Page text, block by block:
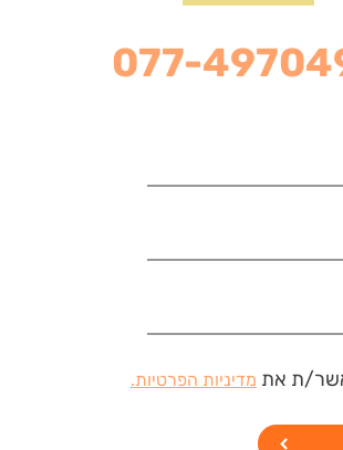
077-
ת את מדיניות הפרטיות.